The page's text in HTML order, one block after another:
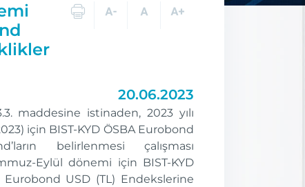
20.06.2023
maddesine istinaden, 2023 yılı
için BIST-KYD ÖSBA Eurobond
belirlenmesi çalışması
Eylül dönemi için BIST-KYD
USD (TL) Endekslerine